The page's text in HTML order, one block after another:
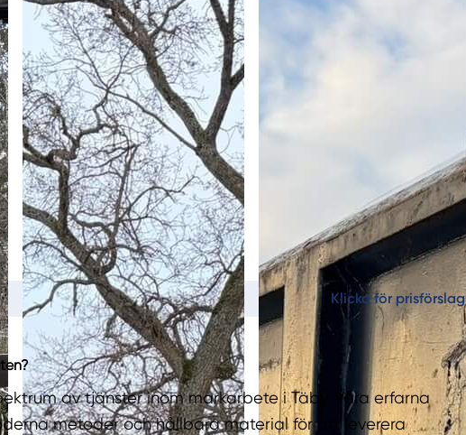
Klicka för prisförslag
av tjänster inom markarbete i Täby. Våra erfarna
metoder och hållbara material för att leverera